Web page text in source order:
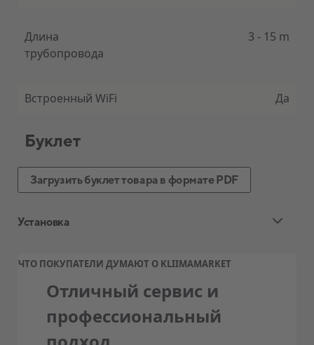
Длина
трубопровода
3 - 15 m
Встроенный WiFi Да
Буклет
Загрузить буклет товара в формате PDF
Установка
Стандартная установка воздушного
теплового насоса и кондиционера
Ценовой пакет квалифицированной
стандартной установки, обычно
включает:
ЧТО ПОКУПАТЕЛИ ДУМАЮТ О KLIIMAMARKET
Отличный сервис и
профессиональный